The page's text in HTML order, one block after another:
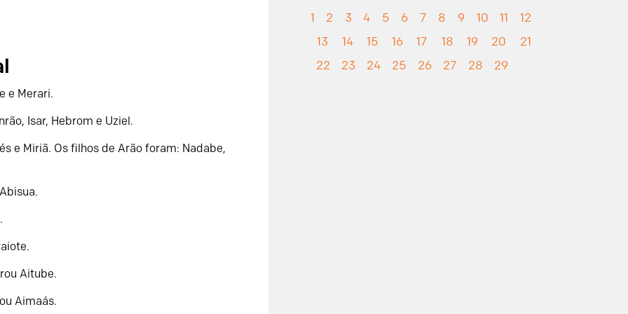
e Merari.
Isar, Hebrom e Uziel.
e Miriã. Os filhos de Arão foram: Nadabe,
Aitube.
Aimaás.
1 2 3 4 5 6 7 8 9 10 11
12
13
14 15 16 17 18 19 20
21
22
23 24 25 26 27 28 29